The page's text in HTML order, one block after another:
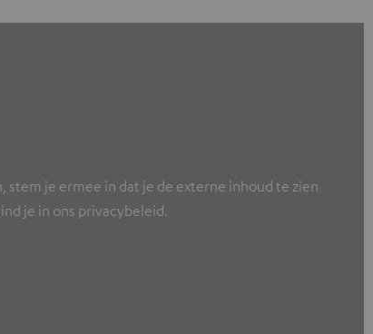
je ermee in dat je de externe inhoud te zien
je in ons privacybeleid.